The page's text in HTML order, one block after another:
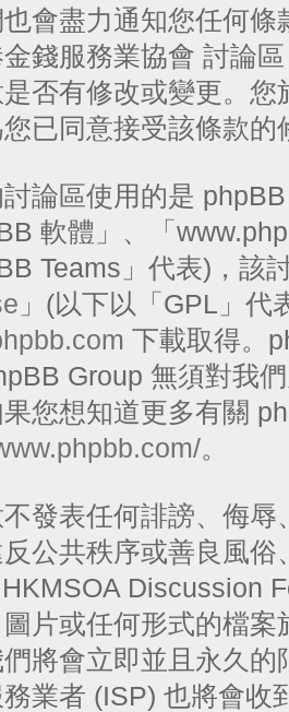
會盡力通知您任何
金錢服務業協會 討論
否有修改或變更。
已同意接受該條款的
論區使用的是
軟體」、「
Teams」代表)，該
」(以下以「GPL」代
下載取得。
Group 無須對我
您想知道更多有關
。
發表任何誹謗、侮
公共秩序或善良風
Discussion
片或任何形式的檔
將會立即並且永久
業者 (ISP) 也將會收